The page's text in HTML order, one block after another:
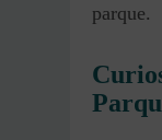
parque.